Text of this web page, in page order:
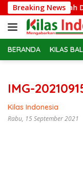
Langsung
ke
konten
Breaking News
Adriansyah
BERANDA KILAS
IMG-
Kilas Indonesia
Rabu, 15 September 2021